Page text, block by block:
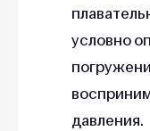
условно
давления.